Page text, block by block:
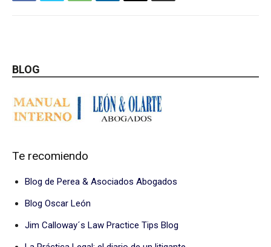
BLOG
Te recomiendo
Blog de Perea & Asociados Abogados
Blog Oscar León
Jim Calloway´s Law Practice Tips Blog